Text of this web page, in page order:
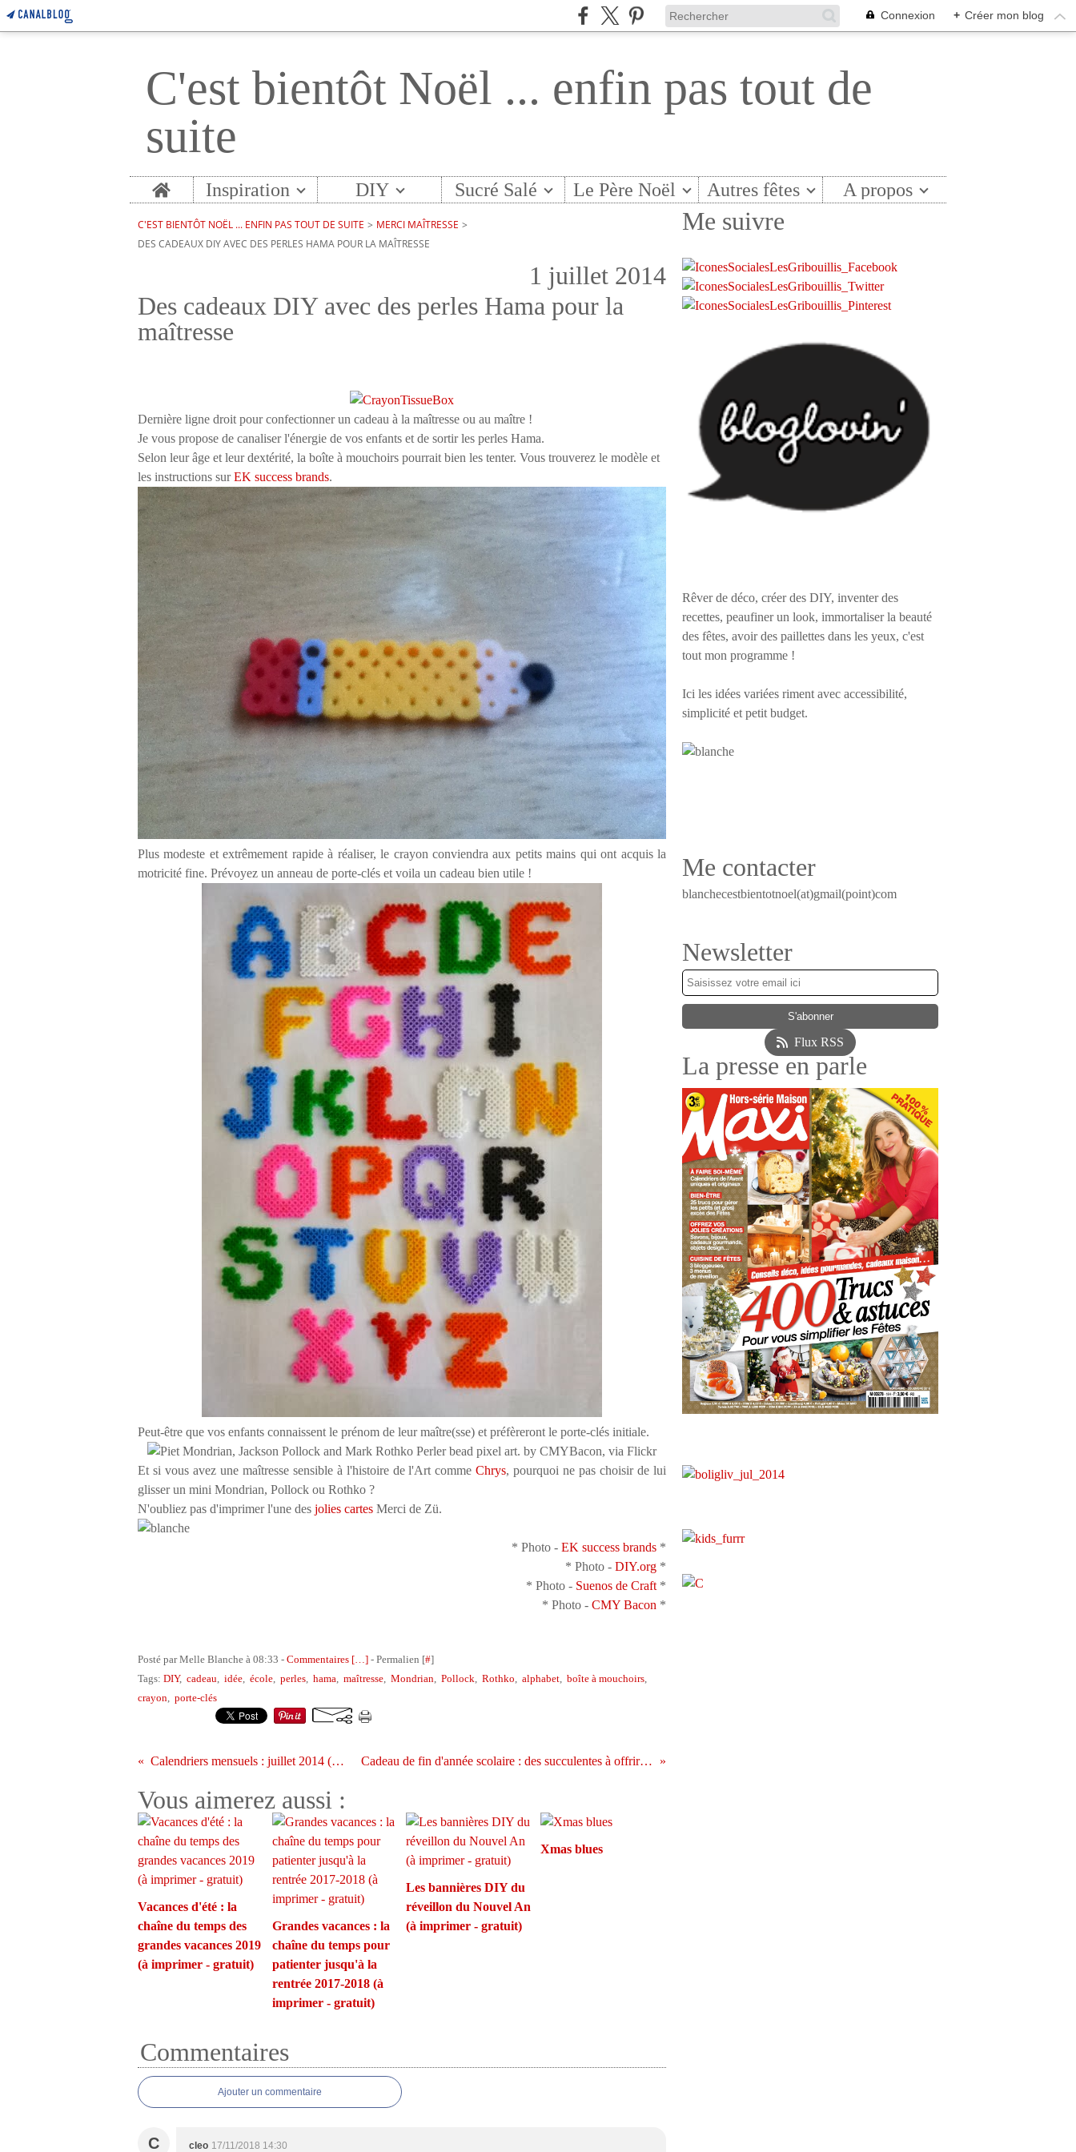
Connexion + Créer mon blog
C'est bientôt Noël ... enfin pas tout de
suite
Home Inspiration DIY Sucré Salé Le Père Noël Autres fêtes A propos
C'EST BIENTÔT NOËL ... ENFIN PAS TOUT DE SUITE > MERCI MAÎTRESSE >
DES CADEAUX DIY AVEC DES PERLES HAMA POUR LA MAÎTRESSE
1 juillet 2014
Des cadeaux DIY avec des perles Hama pour la
maîtresse
Dernière ligne droit pour confectionner un cadeau à la maîtresse ou au maître !
Je vous propose de canaliser l'énergie de vos enfants et de sortir les perles Hama.
Selon leur âge et leur dextérité, la boîte à mouchoirs pourrait bien les tenter. Vous trouverez le modèle et
les instructions surEK success brands.
Plus modeste et extrêmement rapide à réaliser, le crayon conviendra aux petits mains qui ont acquis la
motricité fine. Prévoyez un anneau de porte-clés et voila un cadeau bien utile !
Peut-être que vos enfants connaissent le prénom de leur maître(sse) et préfèreront le porte-clés initiale.
Et si vous avez une maîtresse sensible à l'histoire de l'Art commeChrys, pourquoi ne pas choisir de lui
glisser un mini Mondrian, Pollock ou Rothko ?
N'oubliez pas d'imprimer l'une des jolies cartes Merci de Zü.
* Photo - EK success brands *
* Photo - DIY.org *
* Photo - Suenos de Craft *
* Photo - CMY Bacon *
Posté par Melle Blanche à 08:33 - Commentaires […] - Permalien [#]
Tags: DIY, cadeau, idée, école, perles, hama, maîtresse, Mondrian, Pollock, Rothko, alphabet, boîte à mouchoirs,
crayon, porte-clés
Calendriers mensuels : juillet 2014 (à imprimer - gratuit) Cadeau de fin d'année scolaire : des succulentes à offrir au maître ou à la maîtresse
Vous aimerez aussi :
Vacances d'été : la
chaîne du temps des
grandes vacances 2019
(à imprimer - gratuit)
Grandes vacances : la
chaîne du temps pour
patienter jusqu'à la
rentrée 2017-2018 (à
imprimer - gratuit)
Les bannières DIY du
réveillon du Nouvel An
(à imprimer - gratuit)
Xmas blues
Commentaires
Ajouter un commentaire
C cleo 17/11/2018 14:30
Me suivre
Rêver de déco, créer des DIY, inventer des
recettes, peaufiner un look, immortaliser la beauté
des fêtes, avoir des paillettes dans les yeux, c'est
tout mon programme !
Ici les idées variées riment avec accessibilité,
simplicité et petit budget.
Me contacter
blanchecestbientotnoel(at)gmail(point)com
Newsletter
Flux RSS
La presse en parle